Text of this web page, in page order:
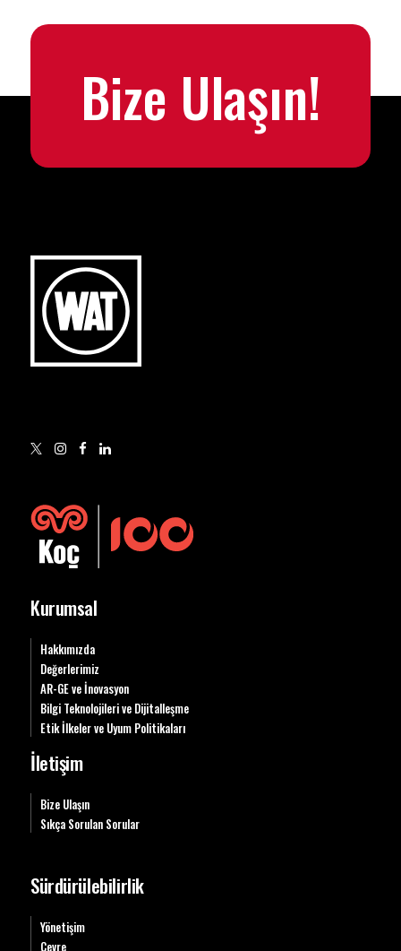
Bize Ulaşın!
Kurumsal
Hakkımızda
Değerlerimiz
AR-GE ve İnovasyon
Bilgi Teknolojileri ve Dijitalleşme
Etik İlkeler ve Uyum Politikaları
İletişim
Bize Ulaşın
Sıkça Sorulan Sorular
Sürdürülebilirlik
Yönetişim
Çevre